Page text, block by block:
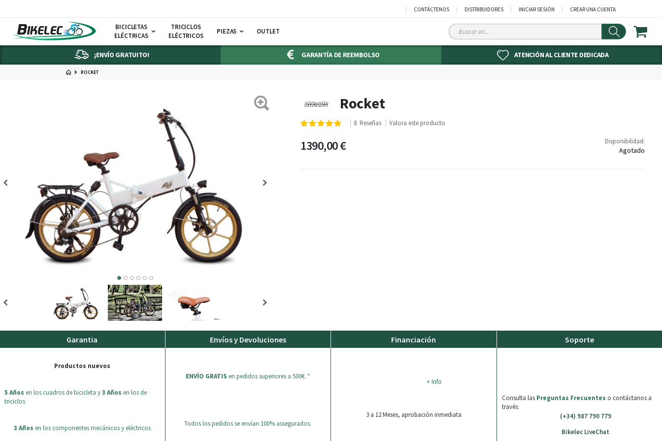
CONTÁCTENOS DISTRIBUIDORES INICIAR SESIÓN CREAR UNA CUENTA
BICICLETAS
ELÉCTRICAS
TRICICLOS
ELÉCTRICOS
PIEZAS OUTLET
Buscar
en
¡ENVÍO GRATUITO! GARANTÍA DE REEMBOLSO ATENCIÓN AL CLIENTE DEDICADA
ROCKET
Rocket
Valoración:
8 Reseñas Valora este producto
1390,00 € Disponibilidad:
Agotado
Garantia
Productos nuevos
5 Años en los cuadros de bicicleta y3 Años en los de
triciclos
3 Años en los componentes mecánicos y eléctricos
Envíos y Devoluciones
ENVÍO GRATIS en pedidos superiores a 500€. *
Todos los pedidos se envían 100% assegurados.
Financiación
+ Info
3 a 12 Meses, aprobación inmediata
Soporte
Consulta las Preguntas Frecuentes o contáctanos a
través:
(+34) 987 790 779
Bikelec LiveChat